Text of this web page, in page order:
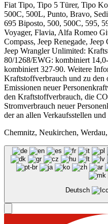
Fiat Tipo, Tipo 5 Türer, Tipo
500C, 500L, Punto, Bravo,
695 Biposto, 500, 500C, 595,
Voyager, Flavia, Alfa Romeo
Compass, Jeep Renegade,
Jeep Wrangler Unlimited:
80/1268/EWG: kombiniert
kombiniert 327-90. Weitere
Kraftstoffverbrauch und zu
Emissionen neuer
den Kraftstoffverbrauch, die
Stromverbrauch neuer
der an allen Verkaufsstellen und
Chemnitz, Neukirchen,
Deutsch